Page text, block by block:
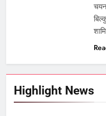
Highlight News